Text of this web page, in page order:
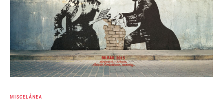
MISCELÁNEA